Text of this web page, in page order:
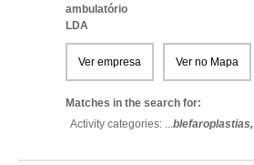
ambulatório
LDA
Ver empresa Ver no Mapa
Matches in the search for:
Activity categories: ...blefaroplastias,